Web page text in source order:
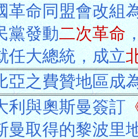
革命同盟會改組
黨發動二次革命
任大總統，成立
亞之費贊地區成
利與奧斯曼簽訂
曼取得的黎波里